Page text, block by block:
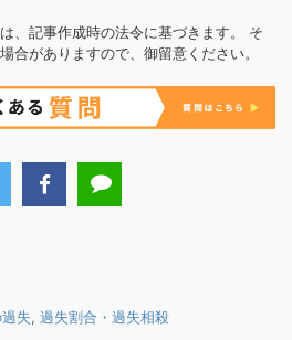
、記事作成時の法令に基づきます。 そ
合がありますので、御留意ください。
失, 過失割合・過失相殺